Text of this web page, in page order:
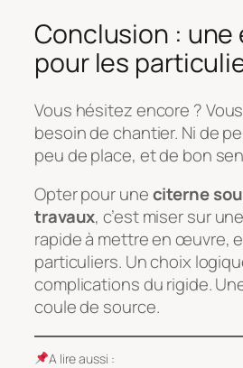
Conclusion : une
pour les
Vous hésitez encore ? Vous
besoin de chantier. Ni de
peu de place, et de bon
Opter pour uneciterne
travaux, c’est miser sur
rapide à mettre en œuvre,
particuliers. Un choix
complications du rigide.
coule de source.
A lire aussi :